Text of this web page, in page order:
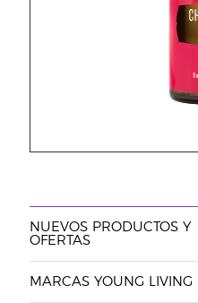
NUEVOS PRODUCTOS Y
OFERTAS
MARCAS YOUNG LIVING